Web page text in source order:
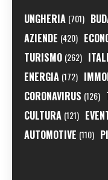
UNGHERIA (701)
AZIENDE (420)
TURISMO (262)
ENERGIA (172)
CORONAVIRUS (126)
CULTURA (121)
AUTOMOTIVE (110)